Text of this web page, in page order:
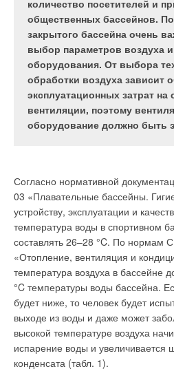
количество посетителей и
общественных бассейнов.
закрытого бассейна очень
выбор параметров воздуха
оборудования. От выбора
обработки воздуха зависит
эксплуатационных затрат
вентиляции, поэтому
оборудование должно быть
Согласно нормативной
03 «Плавательные бассейны.
устройству, эксплуатации и
температура воды в спортивном
составлять 26–28 °C. По нормам
«Отопление, вентиляция и
температура воздуха в бассейне
°C температуры воды бассейна.
будет ниже, то человек будет
выходе из воды и даже может
высокой температуре воздуха
испарение воды и увеличивается
конденсата (табл. 1).
для персонала. Они
эффективность труда и
связанных с утомлением
заболеваемостью.
В популярных стандартах
основной акцент делается на
стандартов не только вносит
среды, но и позволяет экономить
Экономия может составлять до 20
аргумент для внедрения
Рекуперацией тепла (лат.
приобретающий, отвоёвывающий,
называется возврат (полностью
потенциала, используемого в том
цикле, для вторичного применения.
вытяжного воздуха посредством
устройством переходит к свежему
счёт чего происходит его нагрев.
называется рекуператором,
термином называют как
так и более сложное устройство
воздушного тепла. Итогом такого
зимой на улицу уже охлаждённого
помещения уже подогретого.